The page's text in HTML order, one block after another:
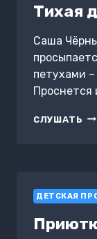
Тихая
Саша
петухами
Проснется
СЛУШАТЬ
ДЕТСКАЯ